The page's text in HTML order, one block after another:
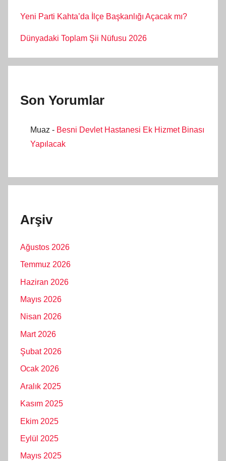
Yeni Parti Kahta’da İlçe Başkanlığı Açacak mı?
Dünyadaki Toplam Şii Nüfusu 2026
Son Yorumlar
Muaz - Besni Devlet Hastanesi Ek Hizmet Binası
Yapılacak
Arşiv
Ağustos 2026
Temmuz 2026
Haziran 2026
Mayıs 2026
Nisan 2026
Mart 2026
Şubat 2026
Ocak 2026
Aralık 2025
Kasım 2025
Ekim 2025
Eylül 2025
Mayıs 2025